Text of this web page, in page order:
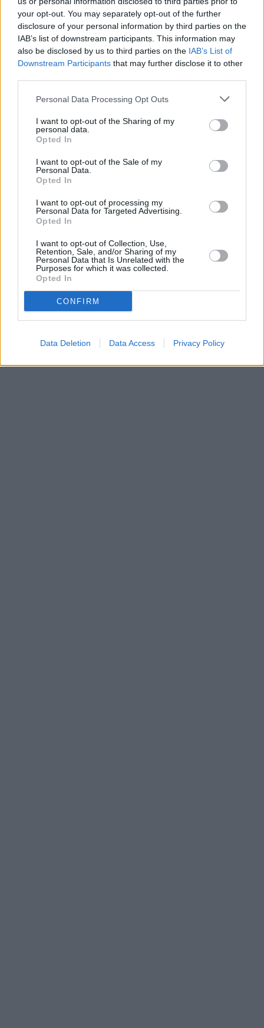
your opt-out. You may separately opt-out of the further
disclosure of your personal information by third parties on the
IAB’s list of downstream participants. This information may
also be disclosed by us to third parties on the IAB’s List of
Downstream Participants that may further disclose it to other
Personal Data Processing Opt Outs
I want to opt-out of the Sharing of my
personal data.
Opted In
I want to opt-out of the Sale of my
Personal Data.
Opted In
I want to opt-out of processing my
Personal Data for Targeted Advertising.
Opted In
I want to opt-out of Collection, Use,
Retention, Sale, and/or Sharing of my
Personal Data that Is Unrelated with the
Purposes for which it was collected.
Opted In
CONFIRM
Data Deletion Data Access Privacy Policy